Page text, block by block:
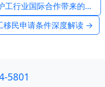
← 上一篇：【澳洲移民】澳洲护工行业国际合作带来的职业发展机遇
移民申请条件深度解读 →
5801